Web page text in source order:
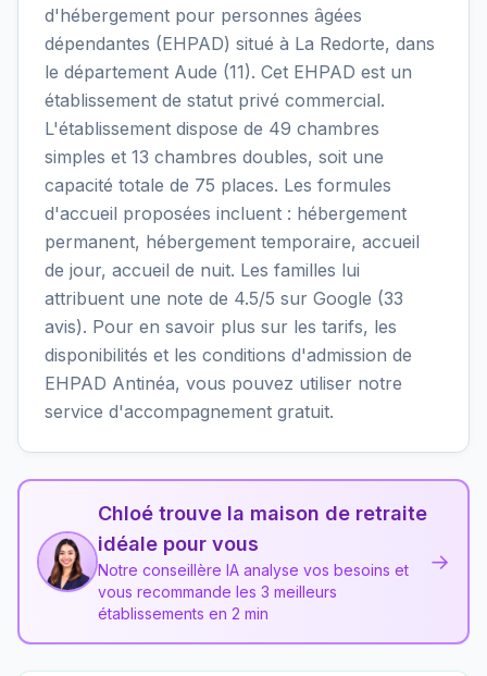
d'hébergement pour personnes âgées
dépendantes (EHPAD) situé à La Redorte, dans
le département Aude (11). Cet EHPAD est un
établissement de statut privé commercial.
L'établissement dispose de 49 chambres
simples et 13 chambres doubles, soit une
capacité totale de 75 places. Les formules
d'accueil proposées incluent : hébergement
permanent, hébergement temporaire, accueil
de jour, accueil de nuit. Les familles lui
attribuent une note de 4.5/5 sur Google (33
avis). Pour en savoir plus sur les tarifs, les
disponibilités et les conditions d'admission de
EHPAD Antinéa, vous pouvez utiliser notre
service d'accompagnement gratuit.
Chloé trouve la maison de retraite
idéale pour vous
Notre conseillère IA analyse vos besoins et
vous recommande les 3 meilleurs
établissements en 2 min
→